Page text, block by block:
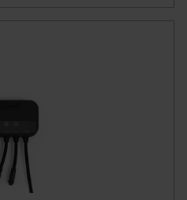
eingestuft wird. So
in
verarbeiten, ohne dass
für Europäer bestehen.
Dienstleistern stützt
der